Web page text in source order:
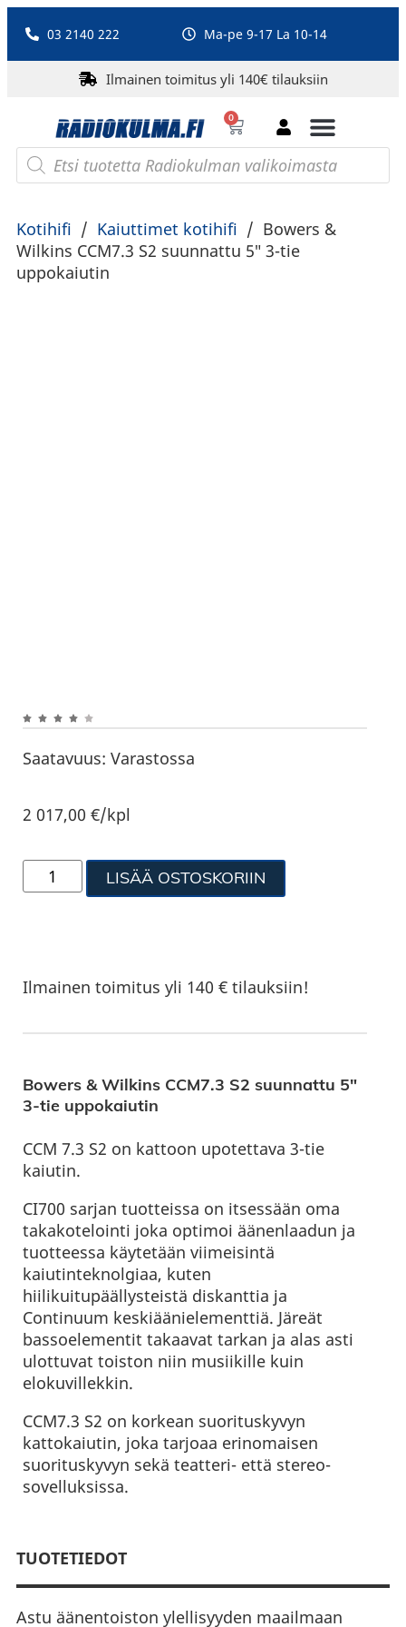
03 2140 222 Ma-pe 9-17 La 10-14
Ilmainen toimitus yli 140€ tilauksiin
0
Kotihifi / Kaiuttimet kotihifi / Bowers &
Wilkins CCM7.3 S2 suunnattu 5″ 3-tie
uppokaiutin
Saatavuus: Varastossa
2 017,00€/kpl
LISÄÄ OSTOSKORIIN
Ilmainen toimitus yli 140 € tilauksiin!
Bowers & Wilkins CCM7.3 S2 suunnattu 5″
3-tie uppokaiutin
CCM 7.3 S2 on kattoon upotettava 3-tie
kaiutin.
CI700 sarjan tuotteissa on itsessään oma
takakotelointi joka optimoi äänenlaadun ja
tuotteessa käytetään viimeisintä
kaiutinteknolgiaa, kuten
hiilikuitupäällysteistä diskanttia ja
Continuum keskiäänielementtiä. Järeät
bassoelementit takaavat tarkan ja alas asti
ulottuvat toiston niin musiikille kuin
elokuvillekkin.
CCM7.3 S2 on korkean suorituskyvyn
kattokaiutin, joka tarjoaa erinomaisen
suorituskyvyn sekä teatteri- että stereo-
sovelluksissa.
TUOTETIEDOT
Astu äänentoiston ylellisyyden maailmaan